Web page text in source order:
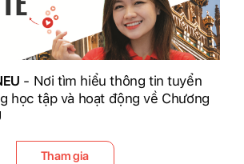
- Nơi tìm hiểu thông tin tuyển
học tập và hoạt động về Chương
Tham gia